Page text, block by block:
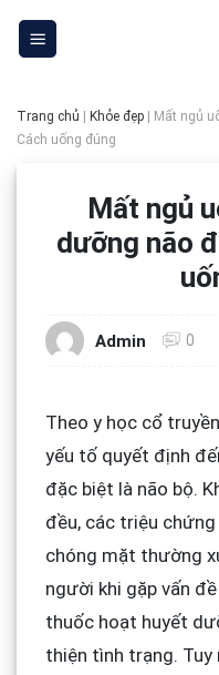
Skip
Trang chủ Khỏe đẹp
Mất ngủ
Cách uống đúng
Mất ngủ
dưỡng não
Admin 0
Theo y học cổ
yếu tố quyết định
đặc biệt là não bộ.
đều, các triệu
chóng mặt thường
người khi gặp vấn
thuốc hoạt huyết
thiện tình trạng. Tuy